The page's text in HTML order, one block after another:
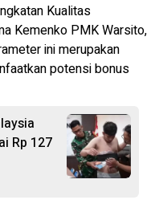
Kualitas
Kemenko PMK Warsito,
ini merupakan
potensi bonus
Rp 127